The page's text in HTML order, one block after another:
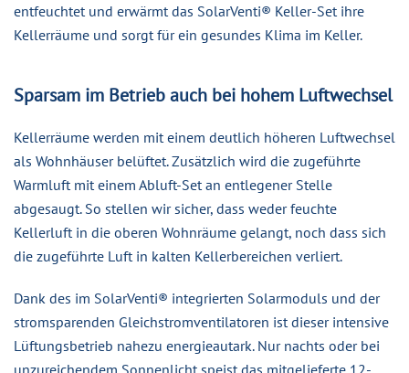
entfeuchtet und erwärmt das SolarVenti® Keller-Set ihre
Kellerräume und sorgt für ein gesundes Klima im Keller.
Sparsam im Betrieb auch bei hohem Luftwechsel
Kellerräume werden mit einem deutlich höheren Luftwechsel
als Wohnhäuser belüftet. Zusätzlich wird die zugeführte
Warmluft mit einem Abluft-Set an entlegener Stelle
abgesaugt. So stellen wir sicher, dass weder feuchte
Kellerluft in die oberen Wohnräume gelangt, noch dass sich
die zugeführte Luft in kalten Kellerbereichen verliert.
Dank des im SolarVenti® integrierten Solarmoduls und der
stromsparenden Gleichstromventilatoren ist dieser intensive
Lüftungsbetrieb nahezu energieautark. Nur nachts oder bei
unzureichendem Sonnenlicht speist das mitgelieferte 12-